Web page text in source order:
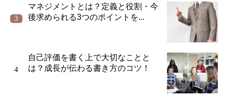
マネジメントとは？定義と役割・今
後求められる3つのポイントを...
自己評価を書く上で大切なことと
は？成長が伝わる書き方のコツ！